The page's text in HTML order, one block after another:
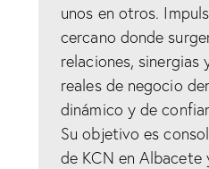
unos en otros.
cercano donde
relaciones, sinergias
reales de negocio
dinámico y de
Su objetivo es
de KCN en